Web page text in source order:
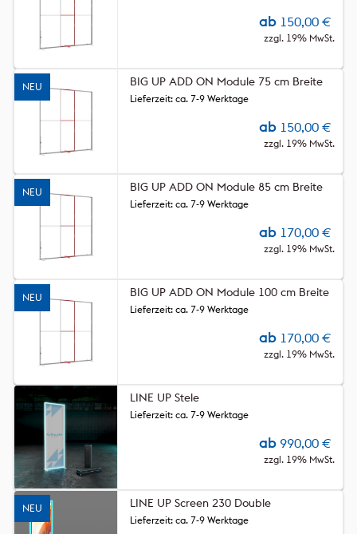
ab 150,00 €
zzgl. 19% MwSt.
NEU BIG UP ADD ON Module 75 cm Breite
ab 150,00 €
zzgl. 19% MwSt.
Lieferzeit: ca. 7-9 Werktage
NEU BIG UP ADD ON Module 85 cm Breite
ab 170,00 €
zzgl. 19% MwSt.
Lieferzeit: ca. 7-9 Werktage
NEU BIG UP ADD ON Module 100 cm Breite
ab 170,00 €
zzgl. 19% MwSt.
Lieferzeit: ca. 7-9 Werktage
LINE UP Stele
ab 990,00 €
zzgl. 19% MwSt.
Lieferzeit: ca. 7-9 Werktage
NEU LINE UP Screen 230 Double
Lieferzeit: ca. 7-9 Werktage